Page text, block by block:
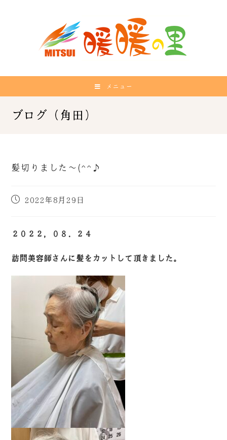
メニュー
髪切りました～(^^♪
2022年8月29日
２０２２，０８．２４
訪問美容師さんに髪をカットして頂きました。